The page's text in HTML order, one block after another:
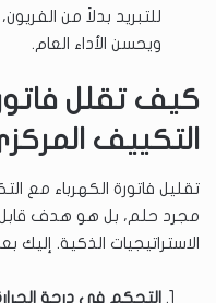
للتبريد بدلاً من
ويحسن الأداء العام.
كيف تقلل
التكييف
تقليل فاتورة الكهرباء مع
مجرد حلم، بل هو هدف قابل
الاستراتيجيات الذكية. إليك
التحكم في درجة